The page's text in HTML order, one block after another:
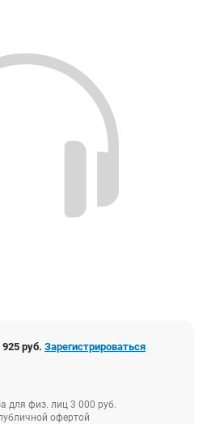
925 руб. Зарегистрироваться
для физ. лиц 3 000 руб.
офертой